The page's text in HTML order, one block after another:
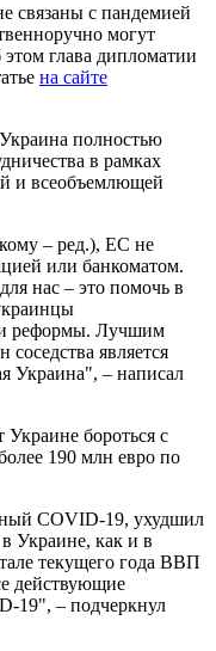
связаны с пандемией
могут
глава дипломатии
на сайте
полностью
в рамках
и всеобъемлющей
– ред.), ЕС не
или банкоматом.
нас – это помочь в
реформы. Лучшим
является
Украина", – написал
бороться с
190 млн евро по
COVID-19, ухудшил
Украине, как и в
текущего года ВВП
действующие
19", – подчеркнул